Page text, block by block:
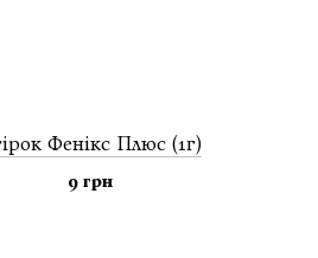
Фенікс Плюс (1г)
9 грн